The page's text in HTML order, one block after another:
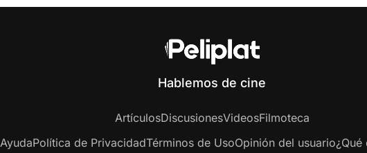
Hablemos de cine
ArtículosDiscusionesVideosFilmoteca
AyudaPolítica de PrivacidadTérminos de UsoOpinión del usuario¿Qué